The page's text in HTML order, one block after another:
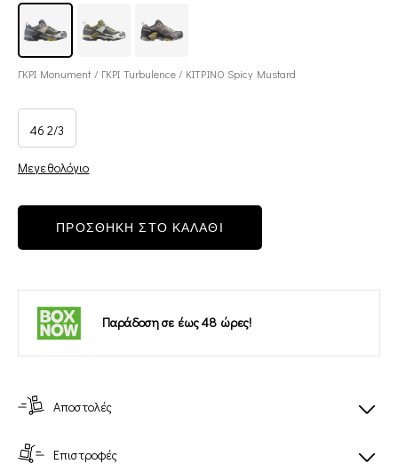
ΓΚΡΙ Monument / ΓΚΡΙ Turbulence / ΚΙΤΡΙΝΟ Spicy Mustard
46 2/3
Μεγεθολόγιο
ΠΡΟΣΘΗΚΗ ΣΤΟ ΚΑΛΑΘΙ
Παράδοση σε έως 48 ώρες!
Αποστολές
Επιστροφές